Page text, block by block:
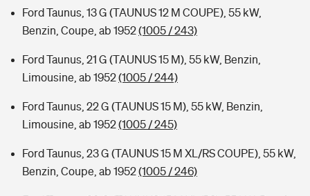
Ford Taunus, 13 G (TAUNUS 12 M COUPE), 55 kW,
Benzin, Coupe, ab 1952(1005 / 243)
Ford Taunus, 21 G (TAUNUS 15 M), 55 kW, Benzin,
Limousine, ab 1952(1005 / 244)
Ford Taunus, 22 G (TAUNUS 15 M), 55 kW, Benzin,
Limousine, ab 1952(1005 / 245)
Ford Taunus, 23 G (TAUNUS 15 M XL/RS COUPE), 55 kW,
Benzin, Coupe, ab 1952(1005 / 246)